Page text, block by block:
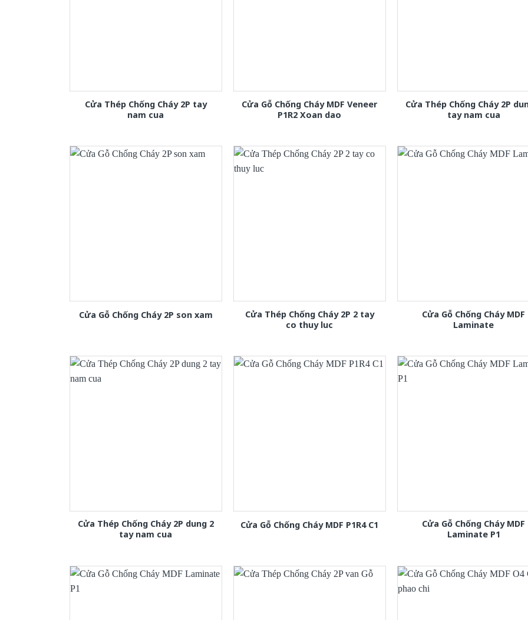
Cửa Thép Chống Cháy 2P tay
nam cua
Cửa Gỗ Chống Cháy MDF Veneer
P1R2 Xoan dao
Cửa Thép Chống Cháy 2P
tay nam cua
Cửa Gỗ Chống Cháy 2P son xam
Cửa Thép Chống Cháy 2P 2 tay
co thuy luc
Cửa Gỗ Chống Cháy MDF
Laminate
Cửa Thép Chống Cháy 2P dung 2
tay nam cua
Cửa Gỗ Chống Cháy MDF P1R4 C1
Cửa Gỗ Chống Cháy MDF
Laminate P1